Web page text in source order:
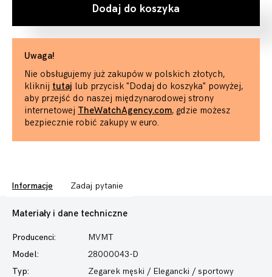
Dodaj do koszyka
Uwaga!
Nie obsługujemy już zakupów w polskich złotych,
kliknij tutaj lub przycisk "Dodaj do koszyka" powyżej,
aby przejść do naszej międzynarodowej strony
internetowej TheWatchAgency.com, gdzie możesz
bezpiecznie robić zakupy w euro.
Informacje Zadaj pytanie
Materiały i dane techniczne
Producenci:
MVMT
Model:
28000043-D
Typ:
Zegarek męski / Elegancki / sportowy